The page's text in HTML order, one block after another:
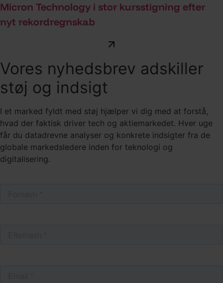
Micron Technology i stor kursstigning efter
nyt rekordregnskab
Vores nyhedsbrev adskiller
støj og indsigt
I et marked fyldt med støj hjælper vi dig med at forstå,
hvad der faktisk driver tech og aktiemarkedet. Hver uge
får du datadrevne analyser og konkrete indsigter fra de
globale markedsledere inden for teknologi og
digitalisering.